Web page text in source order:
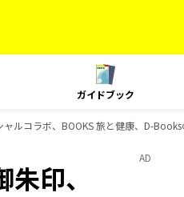
ガイドブック
ルコラボ、BOOKS 旅と健康、D-
印、
AD